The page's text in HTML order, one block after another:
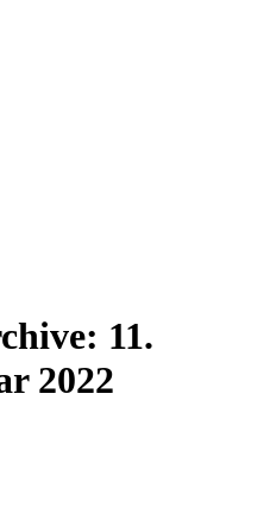
11.
2022